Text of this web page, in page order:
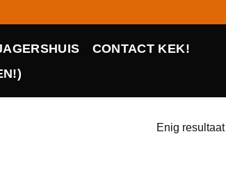
CONTACT KEK!
Enig resultaat